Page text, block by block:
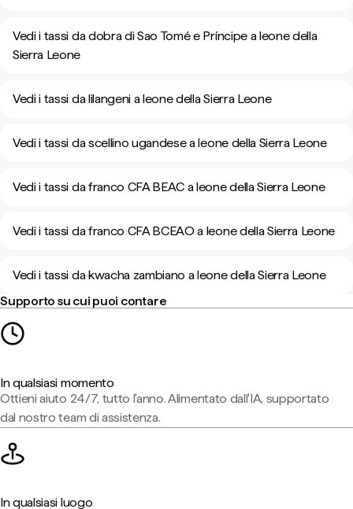
Vedi i tassi da dobra di Sao Tomé e Príncipe a leone della
Sierra Leone
Vedi i tassi da lilangeni a leone della Sierra Leone
Vedi i tassi da scellino ugandese a leone della Sierra Leone
Vedi i tassi da franco CFA BEAC a leone della Sierra Leone
Vedi i tassi da franco CFA BCEAO a leone della Sierra Leone
Vedi i tassi da kwacha zambiano a leone della Sierra Leone
Supporto su cui puoi contare
In qualsiasi momento
Ottieni aiuto 24/7, tutto l'anno. Alimentato dall'IA, supportato
dal nostro team di assistenza.
In qualsiasi luogo